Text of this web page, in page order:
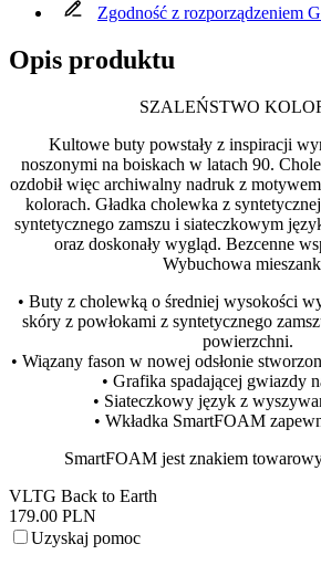
Zgodność z rozporządzeniem
Opis produktu
SZALEŃSTWO
Kultowe buty powstały z inspiracji
noszonymi na boiskach w latach 90.
ozdobił więc archiwalny nadruk z
kolorach. Gładka cholewka z
syntetycznego zamszu i siateczkowym
oraz doskonały wygląd. Bezcenne
Wybuchowa
• Buty z cholewką o średniej wysokości
skóry z powłokami z syntetycznego
powierzchni.
• Wiązany fason w nowej odsłonie
• Grafika spadającej gwiazdy
• Siateczkowy język z
• Wkładka SmartFOAM
SmartFOAM jest znakiem
VLTG Back to Earth
179.00 PLN
Uzyskaj pomoc